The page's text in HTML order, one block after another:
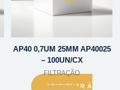
AP40 0,7UM 25MM AP40025
– 100UN/CX
FILTRAÇÃO
ADICIONAR À